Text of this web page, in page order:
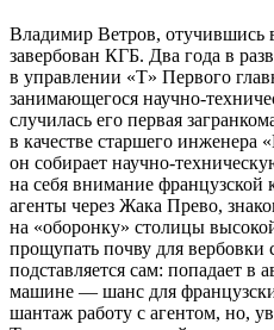
Владимир Ветров,
завербован КГБ. Два года в
в управлении «Т» Первого
занимающегося научно-
случилась его первая
в качестве старшего инженера
он собирает научно-
на себя внимание французской
агенты через Жака Прево,
на «оборонку» столицы
прощупать почву для вербовки
подставляется сам: попадает в
машине — шанс для
шантаж работу с агентом, но,